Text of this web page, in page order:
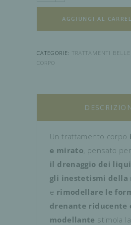
AGGIUNGI AL
CATEGORIE: TRATTAMENTI
CORPO
Un trattamento corpo
e mirato , pensato per
il drenaggio dei
gli inestetismi della
e rimodellare le
drenante riducente
modellante stimola la